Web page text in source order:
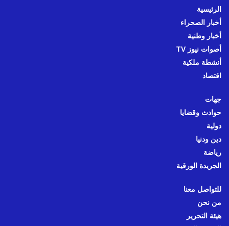
الرئيسية
أخبار الصحراء
أخبار وطنية
أصوات نيوز TV
أنشطة ملكية
اقتصاد
جهات
حوادث وقضايا
دولية
دين ودنيا
رياضة
الجريدة الورقية
للتواصل معنا
من نحن
هيئة التحرير